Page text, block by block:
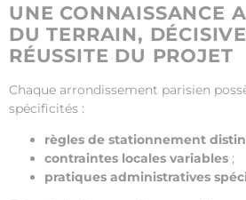
UNE CONNAISSANCE
DU TERRAIN,
RÉUSSITE DU PROJET
Chaque arrondissement parisien
spécificités :
règles de stationnement
contraintes locales variables ;
pratiques administratives